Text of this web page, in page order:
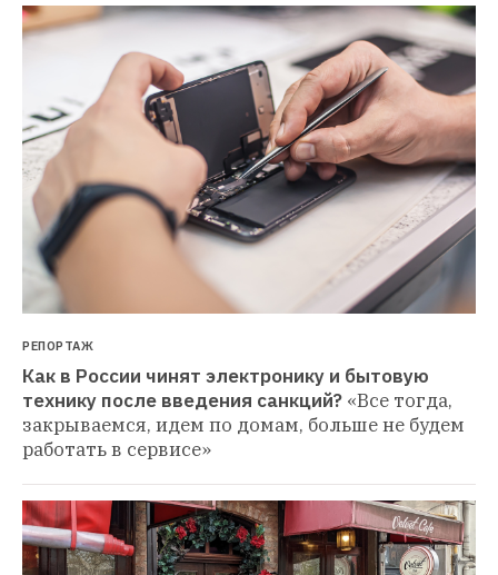
РЕПОРТАЖ
Как в России чинят электронику и бытовую
технику после введения санкций? «Все тогда,
закрываемся, идем по домам, больше не будем
работать в сервисе»